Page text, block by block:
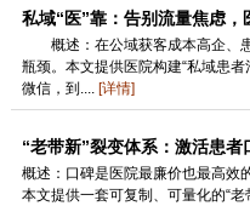
私域“医”靠：告别流量焦虑
家园？
概述：在公域获客成本高企、患
瓶颈。本文提供医院构建“私域患
微信，到.... [详情]
“老带新”裂变体系：激活患
概述：口碑是医院最廉价也最高效
本文提供一套可复制、可量化的“